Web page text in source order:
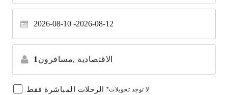
2026-08-10 2026-08-12
1 مسافرون, الاقتصادية
الرحلات المباشرة فقط *لا توجد تحويلات